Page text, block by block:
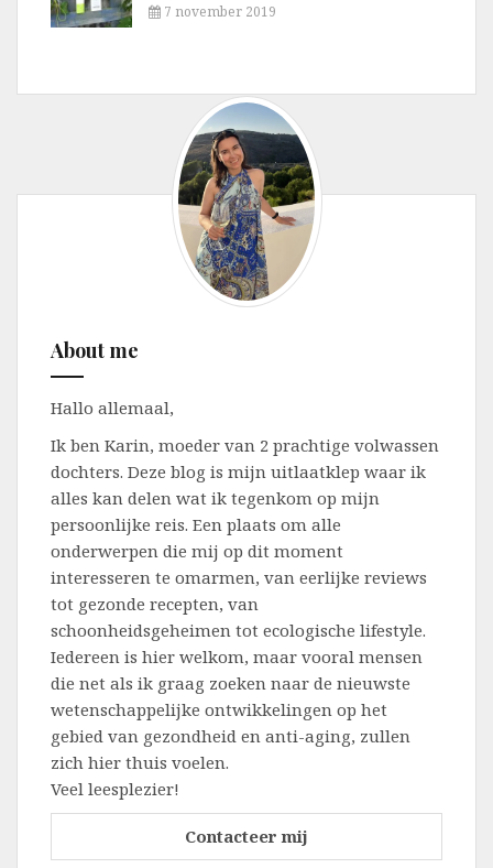
7 november 2019
About me
Hallo allemaal,
Ik ben Karin, moeder van 2 prachtige volwassen
dochters. Deze blog is mijn uitlaatklep waar ik
alles kan delen wat ik tegenkom op mijn
persoonlijke reis. Een plaats om alle
onderwerpen die mij op dit moment
interesseren te omarmen, van eerlijke reviews
tot gezonde recepten, van
schoonheidsgeheimen tot ecologische lifestyle.
Iedereen is hier welkom, maar vooral mensen
die net als ik graag zoeken naar de nieuwste
wetenschappelijke ontwikkelingen op het
gebied van gezondheid en anti-aging, zullen
zich hier thuis voelen.
Veel leesplezier!
Contacteer mij